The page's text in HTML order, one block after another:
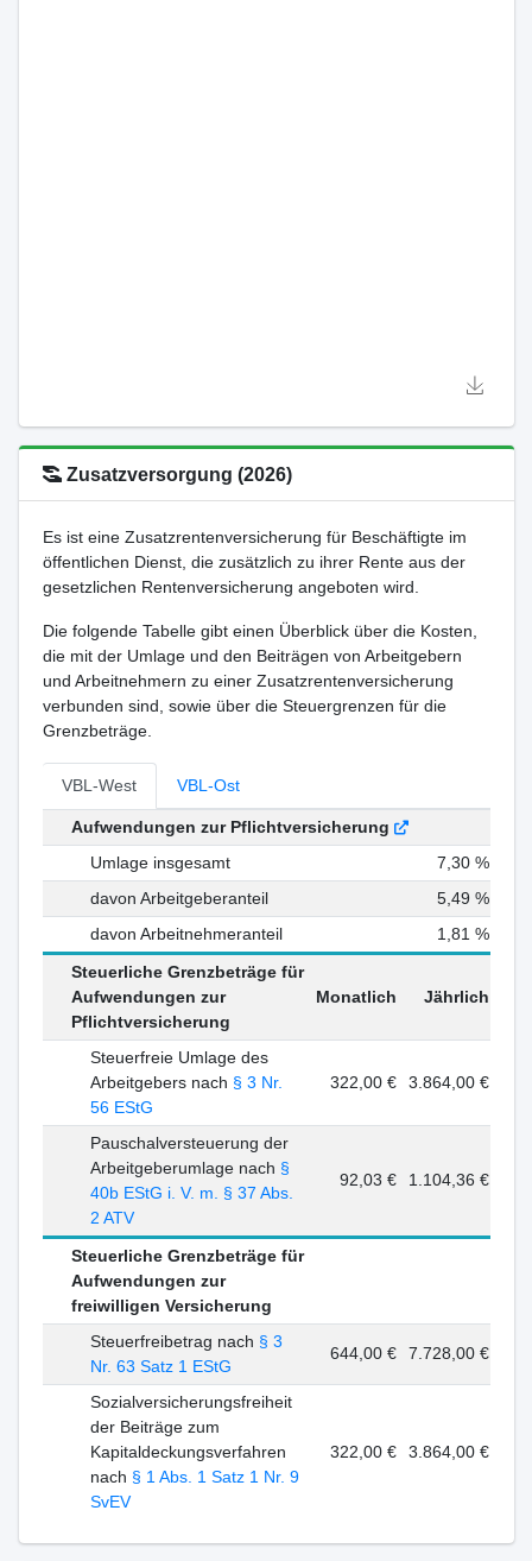
Zusatzversorgung (2026)
Es ist eine Zusatzrentenversicherung für Beschäftigte im
öffentlichen Dienst, die zusätzlich zu ihrer Rente aus der
gesetzlichen Rentenversicherung angeboten wird.
Die folgende Tabelle gibt einen Überblick über die Kosten,
die mit der Umlage und den Beiträgen von Arbeitgebern
und Arbeitnehmern zu einer Zusatzrentenversicherung
verbunden sind, sowie über die Steuergrenzen für die
Grenzbeträge.
VBL-West VBL-Ost
Aufwendungen zur Pflichtversicherung
Umlage insgesamt
7,30 %
davon Arbeitgeberanteil
5,49 %
davon Arbeitnehmeranteil
1,81 %
Steuerliche Grenzbeträge für
Aufwendungen zur
Pflichtversicherung
Monatlich Jährlich
Steuerfreie Umlage des
Arbeitgebers nach § 3 Nr.
56 EStG
322,00 € 3.864,00 €
Pauschalversteuerung der
Arbeitgeberumlage nach §
40b EStG i. V. m. § 37 Abs.
2 ATV
92,03 € 1.104,36 €
Steuerliche Grenzbeträge für
Aufwendungen zur
freiwilligen Versicherung
Steuerfreibetrag nach § 3
Nr. 63 Satz 1 EStG
644,00 € 7.728,00 €
Sozialversicherungsfreiheit
der Beiträge zum
Kapitaldeckungsverfahren
nach § 1 Abs. 1 Satz 1 Nr. 9
SvEV
322,00 € 3.864,00 €